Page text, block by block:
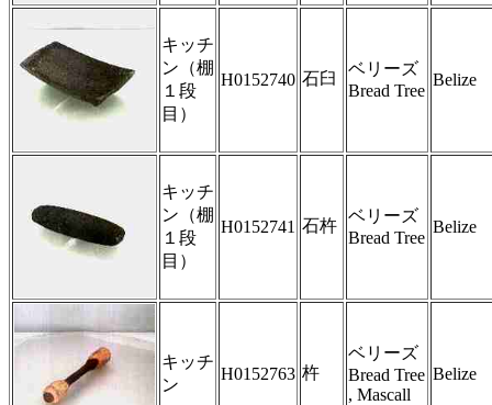
キッチ
ン（棚
１段
目）
H0152740 石臼
ベリーズ
Bread Tree
Belize
キッチ
ン（棚
１段
目）
H0152741 石杵
ベリーズ
Bread Tree
Belize
キッチ
ン
H0152763 杵
ベリーズ
Bread Tree
, Mascall
Belize